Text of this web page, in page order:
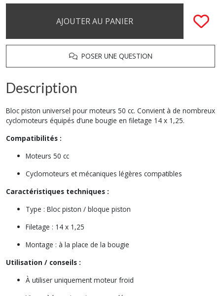
AJOUTER AU PANIER
POSER UNE QUESTION
Description
Bloc piston universel pour moteurs 50 cc. Convient à de nombreux
cyclomoteurs équipés d’une bougie en filetage 14 x 1,25.
Compatibilités :
Moteurs 50 cc
Cyclomoteurs et mécaniques légères compatibles
Caractéristiques techniques :
Type : Bloc piston / bloque piston
Filetage : 14 x 1,25
Montage : à la place de la bougie
Utilisation / conseils :
À utiliser uniquement moteur froid